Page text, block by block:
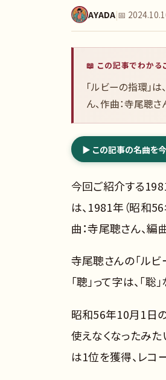
AYADA|📅
📖 この記事でわかる
「ルビーの指環」
ん、作曲：寺尾聰さ
▶ この記事の名曲を今
今回ご紹介する
は、1981年（昭和
曲：寺尾聰さん、編
寺尾聰さんの「ルビ
「聰」って字は、「
昭和56年10月1日
使えなくなったみた
は1位を獲得、レコ